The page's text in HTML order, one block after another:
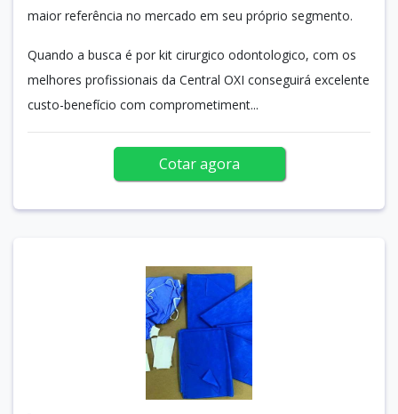
maior referência no mercado em seu próprio segmento.
Quando a busca é por kit cirurgico odontologico, com os
melhores profissionais da Central OXI conseguirá excelente
custo-benefício com comprometiment...
Cotar agora